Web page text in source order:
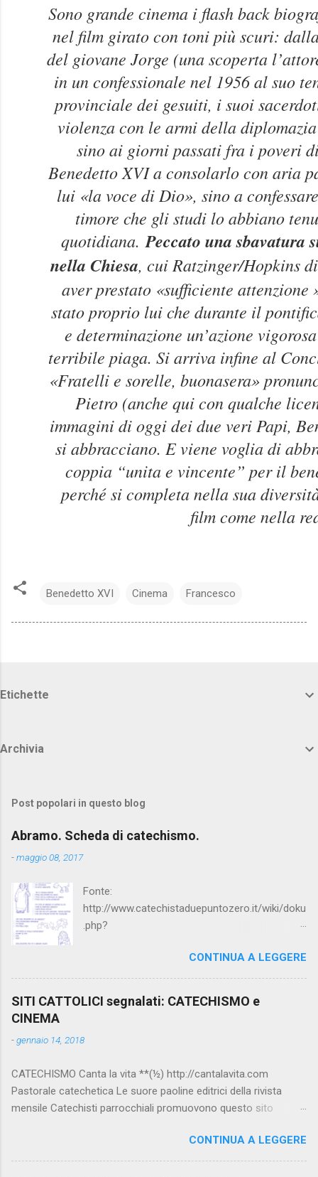
Sono grande cinema i flash back
nel film girato con toni più scuri:
del giovane Jorge (una scoperta
in un confessionale nel 1956 al suo
provinciale dei gesuiti, i suoi
violenza con le armi della
sino ai giorni passati fra i poveri
Benedetto XVI a consolarlo con aria
lui «la voce di Dio», sino a
timore che gli studi lo abbiano
quotidiana. Peccato una sbavatura
nella Chiesa, cui Ratzinger/Hopkins
aver prestato «sufficiente attenzione
stato proprio lui che durante il
e determinazione un’azione
terribile piaga. Si arriva infine al
«Fratelli e sorelle, buonasera»
Pietro (anche qui con qualche
immagini di oggi dei due veri Papi,
si abbracciano. E viene voglia di
coppia “unita e vincente” per il
perché si completa nella sua
film come nella
Benedetto XVI Cinema Francesco
Etichette
Archivia
Post popolari in questo blog
Abramo. Scheda di catechismo.
-maggio 08, 2017
Fonte:
http://www.catechistaduepuntozero.it/wiki/doku
.php?
CONTINUA A LEGGERE
SITI CATTOLICI segnalati: CATECHISMO e
CINEMA
-gennaio 14, 2018
CATECHISMO Canta la vita **(½) http://cantalavita.com
Pastorale catechetica Le suore paoline editrici della rivista
mensile Catechisti parrocchiali promuovono questo sito
www.facebook.com/PaolineGiovanieVangelo/ Carimo **
CONTINUA A LEGGERE